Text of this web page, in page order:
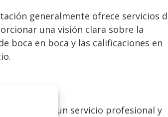
generalmente ofrece servicios
una visión clara sobre la
boca en boca y las calificaciones en
clave de un servicio profesional y